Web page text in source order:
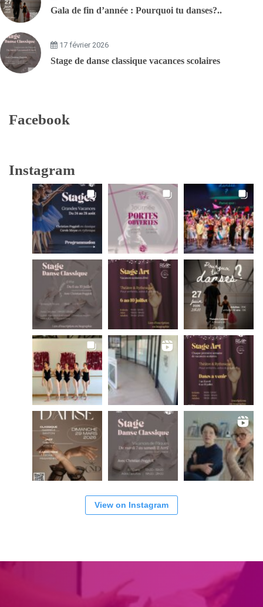
Gala de fin d’année : Pourquoi tu danses?..
17 février 2026
Stage de danse classique vacances scolaires
Facebook
Instagram
View on Instagram